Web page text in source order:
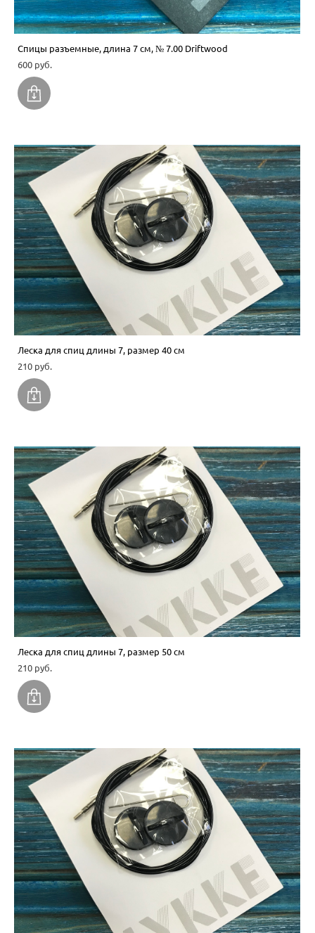
Спицы разъемные, длина 7 см, № 7.00 Driftwood
600 pуб.
Леска для спиц длины 7, размер 40 см
210 pуб.
Леска для спиц длины 7, размер 50 см
210 pуб.